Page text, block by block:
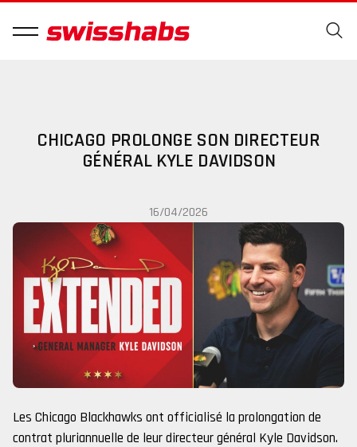
CHICAGO PROLONGE SON DIRECTEUR
GÉNÉRAL KYLE DAVIDSON
16/04/2026
Les Chicago Blackhawks ont officialisé la prolongation de
contrat pluriannuelle de leur directeur général Kyle Davidson.